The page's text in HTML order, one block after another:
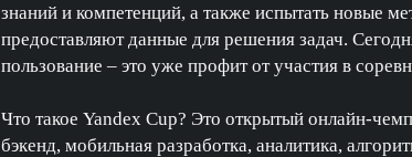
знаний и компетенций, а также испытать новые
предоставляют данные для решения задач.
пользование – это уже профит от участия в
Что такое Yandex Cup? Это открытый онлайн-
бэкенд, мобильная разработка, аналитика,